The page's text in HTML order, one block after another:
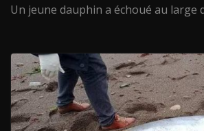
Un jeune dauphin a échoué au large